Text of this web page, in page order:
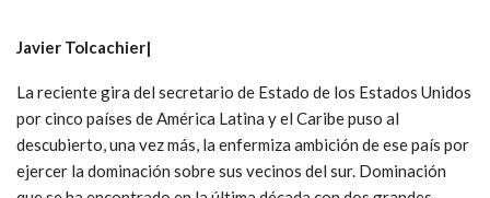
Javier Tolcachier|
La reciente gira del secretario de Estado de los Estados Unidos
por cinco países de América Latina y el Caribe puso al
descubierto, una vez más, la enfermiza ambición de ese país por
ejercer la dominación sobre sus vecinos del sur. Dominación